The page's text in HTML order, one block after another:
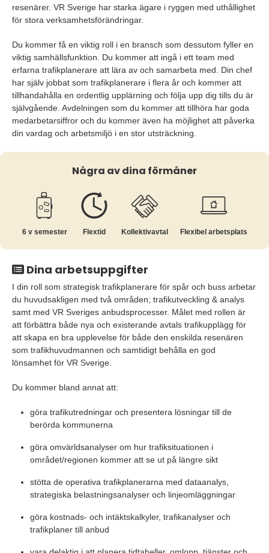
resenärer. VR Sverige har starka ägare i ryggen med uthållighet
för stora verksamhetsförändringar.
Du kommer få en viktig roll i en bransch som dessutom fyller en
viktig samhällsfunktion. Du kommer att ingå i ett team med
erfarna trafikplanerare att lära av och samarbeta med. Din chef
har själv jobbat som trafikplanerare i flera år och kommer att
tillhandahålla en ordentlig upplärning och följa upp dig tills du är
självgående. Avdelningen som du kommer att tillhöra har goda
medarbetarsiffror och du kommer även ha möjlighet att påverka
din vardag och arbetsmiljö i en stor utsträckning.
Några av dina förmåner
6 v semester Flextid Kollektiv­avtal Flexibel arbetsplats
Dina arbetsuppgifter
I din roll som strategisk trafikplanerare för spår och buss arbetar
du huvudsakligen med två områden; trafikutveckling & analys
samt med VR Sveriges anbudsprocesser. Målet med rollen är
att förbättra både nya och existerande avtals trafikupplägg för
att skapa en bra upplevelse för både den enskilda resenären
som trafikhuvudmannen och samtidigt behålla en god
lönsamhet för VR Sverige.
Du kommer bland annat att:
göra trafikutredningar och presentera lösningar till de
berörda kommunerna
göra omvärldsanalyser om hur trafiksituationen i
området/regionen kommer att se ut på längre sikt
stötta de operativa trafikplanerarna med dataanalys,
strategiska belastningsanalyser och linjeomläggningar
göra kostnads- och intäktskalkyler, trafikanalyser och
trafikplaner till anbud